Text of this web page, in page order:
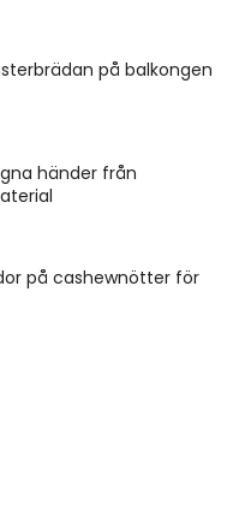
på balkongen
händer från
på cashewnötter för